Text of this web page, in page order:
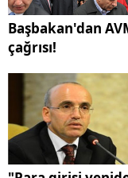
Başbakan'dan
çağrısı!